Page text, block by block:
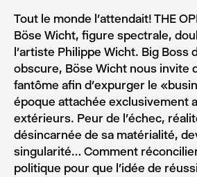
Tout le monde l’attendait! THE
Böse Wicht, figure spectrale,
l’artiste Philippe Wicht. Big Boss
obscure, Böse Wicht nous invite
fantôme afin d’expurger le
époque attachée exclusivement
extérieurs. Peur de l’échec,
désincarnée de sa matérialité,
singularité… Comment
politique pour que l’idée de